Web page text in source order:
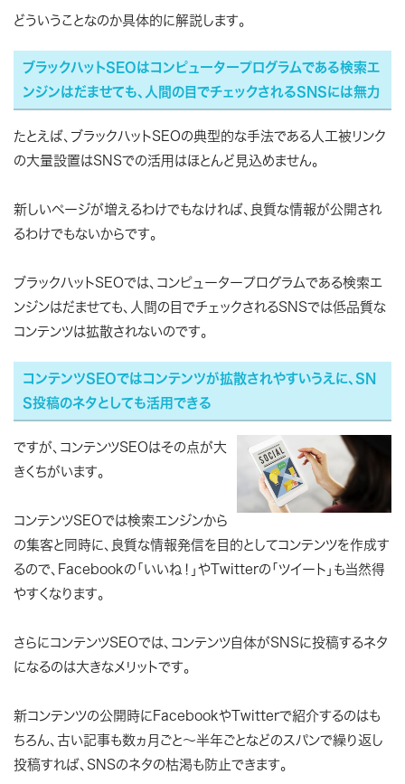
どういうことなのか具体的に解説します。
ブラックハットSEOはコンピュータープログラムである検索エ
ンジンはだませても、人間の目でチェックされるSNSには無力
たとえば、ブラックハットSEOの典型的な手法である人工被リンク
の大量設置はSNSでの活用はほとんど見込めません。
新しいページが増えるわけでもなければ、良質な情報が公開され
るわけでもないからです。
ブラックハットSEOでは、コンピュータープログラムである検索エ
ンジンはだませても、人間の目でチェックされるSNSでは低品質な
コンテンツは拡散されないのです。
コンテンツSEOではコンテンツが拡散されやすいうえに、SN
S投稿のネタとしても活用できる
ですが、コンテンツSEOはその点が大
きくちがいます。
コンテンツSEOでは検索エンジンから
の集客と同時に、良質な情報発信を目的としてコンテンツを作成す
るので、Facebookの「いいね！」やTwitterの「ツイート」も当然得
やすくなります。
さらにコンテンツSEOでは、コンテンツ自体がSNSに投稿するネタ
になるのは大きなメリットです。
新コンテンツの公開時にFacebookやTwitterで紹介するのはも
ちろん、古い記事も数ヵ月ごと～半年ごとなどのスパンで繰り返し
投稿すれば、SNSのネタの枯渇も防止できます。